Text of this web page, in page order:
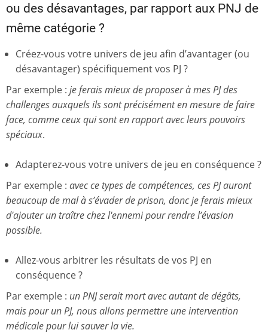
ou des désavantages, par rapport aux PNJ de
même catégorie ?
Créez-vous votre univers de jeu afin d’avantager (ou
désavantager) spécifiquement vos PJ ?
Par exemple : je ferais mieux de proposer à mes PJ des
challenges auxquels ils sont précisément en mesure de faire
face, comme ceux qui sont en rapport avec leurs pouvoirs
spéciaux.
Adapterez-vous votre univers de jeu en conséquence ?
Par exemple : avec ce types de compétences, ces PJ auront
beaucoup de mal à s’évader de prison, donc je ferais mieux
d'ajouter un traître chez l'ennemi pour rendre l’évasion
possible.
Allez-vous arbitrer les résultats de vos PJ en
conséquence ?
Par exemple : un PNJ serait mort avec autant de dégâts,
mais pour un PJ, nous allons permettre une intervention
médicale pour lui sauver la vie.